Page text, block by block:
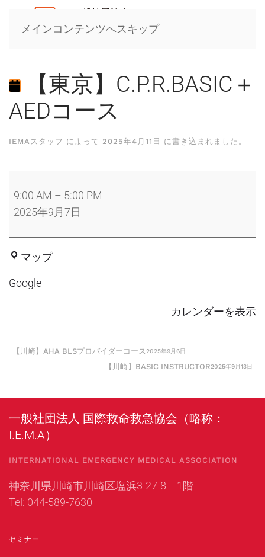
メインコンテンツへスキップ
【東京】C.P.R.BASIC＋
AEDコース
IEMAスタッフ によって 2025年4月11日 に書き込まれました。
京】
C.P.R.BASIC
コ
ー
9:00 AM – 5:00 PM
2025年9月7日
マップ東
Google
カレンダーを表示
【川崎】AHA BLSプロバイダーコース2025年9月6日
【川崎】BASIC INSTRUCTOR2025年9月13日
一般社団法人 国際救命救急協会（略称：
I.E.M.A）
INTERNATIONAL EMERGENCY MEDICAL ASSOCIATION
神奈川県川崎市川崎区塩浜3-27-8 1階
Tel: 044-589-7630
セミナー